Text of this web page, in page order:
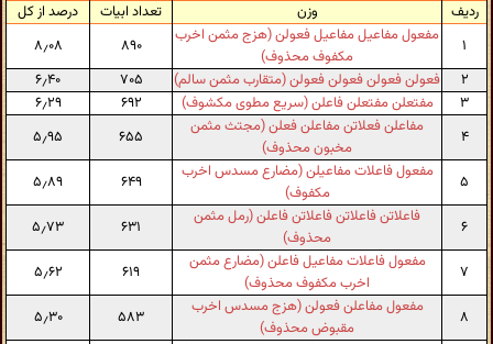
ردیف وزن تعداد ابیات
درصد از کل
۱
مفعول مفاعیل مفاعیل فعولن (هزج مثمن اخرب
مکفوف محذوف)
۸۹۰
۸٫۰۸
۲
فعولن فعولن فعولن فعولن (متقارب مثمن سالم) ۷۰۵
۶٫۴۰
۳
مفتعلن مفتعلن فاعلن (سریع مطوی مکشوف) ۶۹۲
۶٫۲۹
۴
مفاعلن فعلاتن مفاعلن فعلن (مجتث مثمن
مخبون محذوف)
۶۵۵ ۵٫۹۵
۵
مفعول فاعلات مفاعیلن (مضارع مسدس اخرب
مکفوف)
۶۴۹ ۵٫۸۹
۶
فاعلاتن فاعلاتن فاعلاتن فاعلن (رمل مثمن
محذوف)
۶۳۱ ۵٫۷۳
۷
مفعول فاعلات مفاعیل فاعلن (مضارع مثمن
اخرب مکفوف محذوف)
۶۱۹ ۵٫۶۲
۸
مفعول مفاعلن فعولن (هزج مسدس اخرب
مقبوض محذوف)
۵۸۳
۵٫۳۰